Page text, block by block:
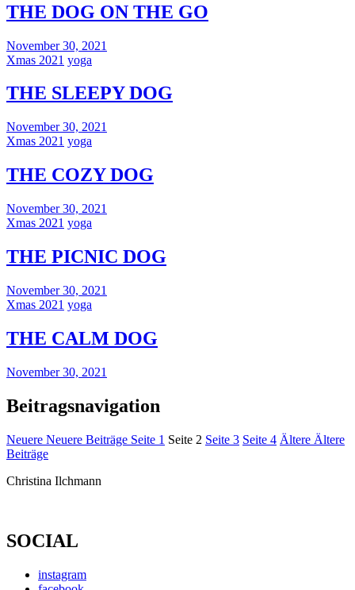
THE DOG ON THE GO
November 30, 2021
Xmas 2021 yoga
THE SLEEPY DOG
November 30, 2021
Xmas 2021 yoga
THE COZY DOG
November 30, 2021
Xmas 2021 yoga
THE PICNIC DOG
November 30, 2021
Xmas 2021 yoga
THE CALM DOG
November 30, 2021
Beitragsnavigation
Neuere Neuere Beiträge Seite 1 Seite 2 Seite 3 Seite 4 Ältere Ältere
Beiträge
Christina Ilchmann
SOCIAL
instagram